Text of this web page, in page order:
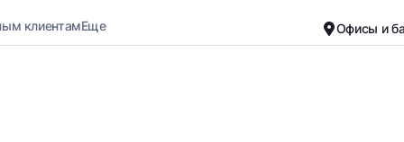
клиентамЕще Офисы и